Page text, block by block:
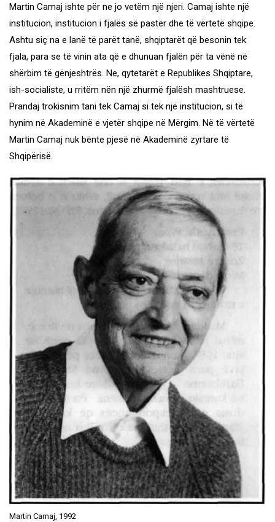
Martin Camaj ishte për ne jo vetëm një njeri. Camaj ishte një
institucion, institucion i fjalës së pastër dhe të vërtetë shqipe.
Ashtu siç na e lanë të parët tanë, shqiptarët që besonin tek
fjala, para se të vinin ata që e dhunuan fjalën për ta vënë në
shërbim të gënjeshtrës. Ne, qytetarët e Republikes Shqiptare,
ish-socialiste, u rritëm nën një zhurmë fjalësh mashtruese.
Prandaj trokisnim tani tek Camaj si tek një institucion, si të
hynim në Akademinë e vjetër shqipe në Mërgim. Në të vërtetë
Martin Camaj nuk bënte pjesë në Akademinë zyrtare të
Shqipërisë.
Martin Camaj, 1992